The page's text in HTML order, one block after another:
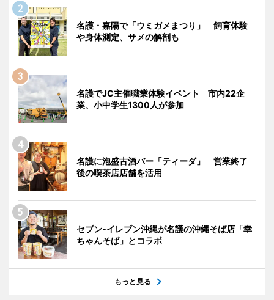
名護・嘉陽で「ウミガメまつり」 飼育体験
や身体測定、サメの解剖も
名護でJC主催職業体験イベント 市内22企
業、小中学生1300人が参加
名護に泡盛古酒バー「ティーダ」 営業終了
後の喫茶店店舗を活用
セブン‐イレブン沖縄が名護の沖縄そば店「幸
ちゃんそば」とコラボ
もっと見る